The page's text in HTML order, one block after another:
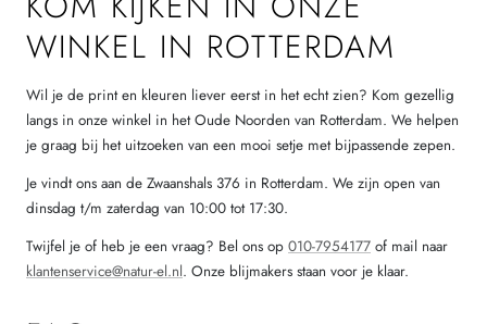
WINKEL IN ROTTERDAM
Wil je de print en kleuren liever eerst in het echt zien? Kom gezellig
langs in onze winkel in het Oude Noorden van Rotterdam. We helpen
je graag bij het uitzoeken van een mooi setje met bijpassende zepen.
Je vindt ons aan de Zwaanshals 376 in Rotterdam. We zijn open van
dinsdag t/m zaterdag van 10:00 tot 17:30.
Twijfel je of heb je een vraag? Bel ons op 010-7954177 of mail naar
klantenservice@natur-el.nl. Onze blijmakers staan voor je klaar.